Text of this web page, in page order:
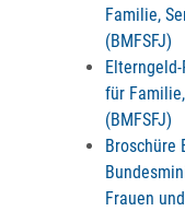
Familie,
(BMFSFJ)
für
(BMFSFJ)
Broschüre
Frauen